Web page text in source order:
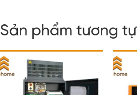
Sản phẩm tương tự